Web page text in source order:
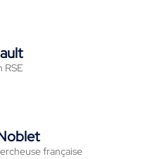
RSE
française